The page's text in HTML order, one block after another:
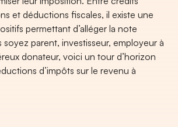
et déductions fiscales, il existe une
permettant d’alléger la note
parent, investisseur, employeur à
donateur, voici un tour d’horizon
d’impôts sur le revenu à